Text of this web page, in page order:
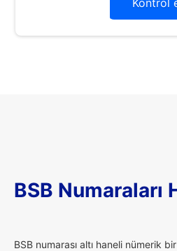
Kontrol
BSB Numaraları
BSB numarası altı haneli nümerik